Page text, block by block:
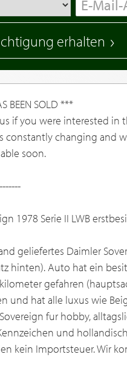
erhalten
BEEN SOLD ***
if you were interested in
constantly changing and
soon.
1978 Serie II LWB
geliefertes Daimler
hinten). Auto hat ein
gefahren
und hat alle luxus wie
fur hobby,
und
kein Importsteuer. Wir